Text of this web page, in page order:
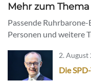
Mehr zum Thema
Passende
Personen und weitere
2. August
Die